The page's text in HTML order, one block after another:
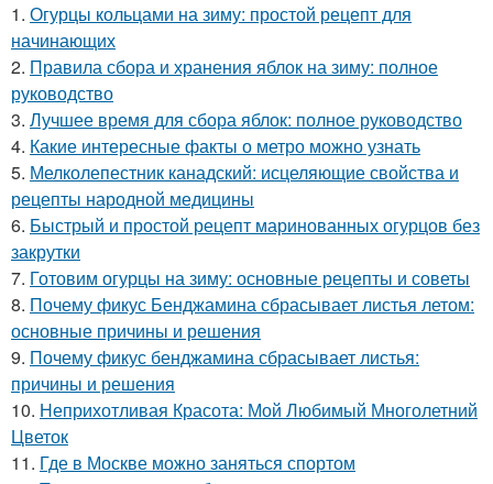
1. Огурцы кольцами на зиму: простой рецепт для
начинающих
2. Правила сбора и хранения яблок на зиму: полное
руководство
3. Лучшее время для сбора яблок: полное руководство
4. Какие интересные факты о метро можно узнать
5. Мелколепестник канадский: исцеляющие свойства и
рецепты народной медицины
6. Быстрый и простой рецепт маринованных огурцов без
закрутки
7. Готовим огурцы на зиму: основные рецепты и советы
8. Почему фикус Бенджамина сбрасывает листья летом:
основные причины и решения
9. Почему фикус бенджамина сбрасывает листья:
причины и решения
10. Неприхотливая Красота: Мой Любимый Многолетний
Цветок
11. Где в Москве можно заняться спортом